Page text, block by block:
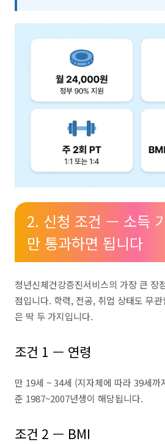
2. 신청 조건 — 소득
만 통과하면 됩니다
청년신체건강증진서비스의 가장 큰 장
점입니다. 학력, 전공, 취업 상태도 무
은 딱 두 가지입니다.
조건 1 — 연령
만 19세 ~ 34세 (지자체에 따라 39세까
준 1987~2007년생이 해당됩니다.
조건 2 — BMI